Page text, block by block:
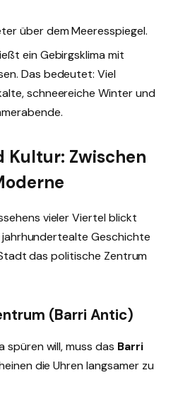
über dem Meeresspiegel.
ein Gebirgsklima mit
Das bedeutet: Viel
schneereiche Winter und
Kultur: Zwischen
vieler Viertel blickt
Geschichte
das politische Zentrum
(Barri Antic)
spüren will, muss das Barri
die Uhren langsamer zu